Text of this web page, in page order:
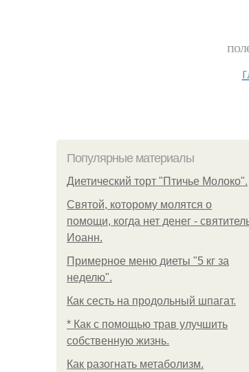
Популярные материалы
Диетический торт "Птичье Молоко".
Святой, которому молятся о
помощи, когда нет денег -
Иоанн.
Примерное меню диеты "5 кг за
неделю".
Как сесть на продольный шпагат.
* Как с помощью трав улучшить
собственную жизнь.
Как разогнать метаболизм.